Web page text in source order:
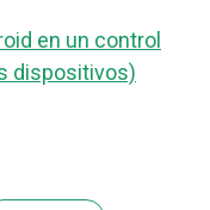
en un control
dispositivos)